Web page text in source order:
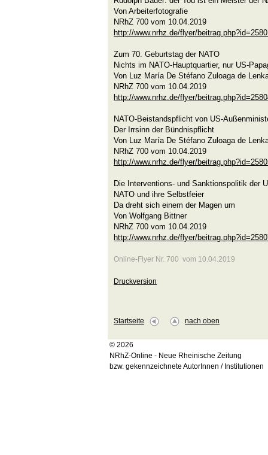
Von Arbeiterfotografie
NRhZ 700 vom 10.04.2019
http://www.nrhz.de/flyer/
Zum 70. Geburtstag der NATO
Nichts im NATO-Hauptquartier, nur US-
Von Luz María De Stéfano Zuloaga de
NRhZ 700 vom 10.04.2019
http://www.nrhz.de/flyer/
NATO-Beistandspflicht von US-
Der Irrsinn der Bündnispflicht
Von Luz María De Stéfano Zuloaga de
NRhZ 700 vom 10.04.2019
http://www.nrhz.de/flyer/
Die Interventions- und Sanktionspolitik der
NATO und ihre Selbstfeier
Da dreht sich einem der Magen um
Von Wolfgang Bittner
NRhZ 700 vom 10.04.2019
http://www.nrhz.de/flyer/
Online-Flyer Nr. 700 vom 10.04.2019
Druckversion
Startseite nach oben
© 2026
NRhZ-Online - Neue Rheinische Zeitung
bzw. gekennzeichnete AutorInnen / Institutionen